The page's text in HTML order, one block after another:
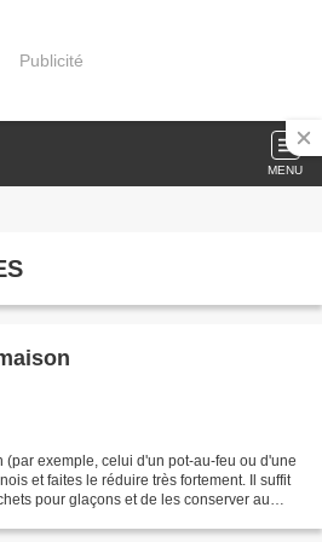
Publicité
MENU
(par exemple, celui d'un pot-au-feu ou d'une
et faites le réduire très fortement. Il suffit
pour glaçons et de les conserver au